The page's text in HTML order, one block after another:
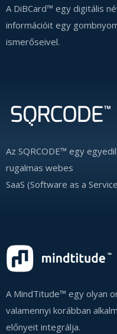
A DiBCard™ egy digitális
információit egy
ismerőseivel.
Az SQRCODE™ egy
rugalmas webes
SaaS (Software as a
A MindTitude™ egy olyan
valamennyi korábban
előnyeit integrálja.